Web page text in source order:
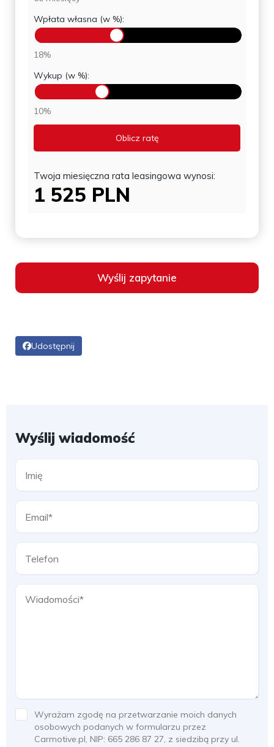
Wpłata własna (w %):
18%
Wykup (w %):
10%
Oblicz ratę
Twoja miesięczna rata leasingowa wynosi:
1 525 PLN
Wyślij zapytanie
Udostępnij
Wyślij wiadomość
Wyrażam zgodę na przetwarzanie moich danych
osobowych podanych w formularzu przez
Carmotive.pl, NIP: 665 286 87 27, z siedzibą przy ul.